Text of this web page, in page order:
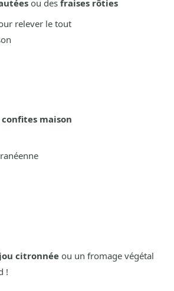
ou des fraises rôties
relever le tout
maison
citronnéeou un fromage végétal
!